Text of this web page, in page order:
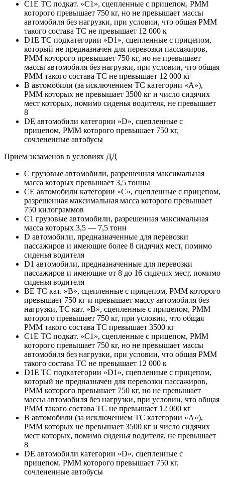
C1E ТС подкат. »С1», сцепленные с прицепом, РММ
которого превышает 750 кг, но не превышает массы
автомобиля без нагрузки, при условии, что общая РММ
такого состава ТС не превышает 12 000 к
D1E ТС подкатегории »D1», сцепленные с прицепом,
который не предназначен для перевозки пассажиров,
РММ которого превышает 750 кг, но не превышает
массы автомобиля без нагрузки, при условии, что общая
РММ такого состава ТС не превышает 12 000 кг
B автомобили (за исключением ТС категории «A»),
РММ которых не превышает 3500 кг и число сидячих
мест которых, помимо сиденья водителя, не превышает
8
DE автомобили категории »D», сцепленные с
прицепом, РММ которого превышает 750 кг,
сочлененные автобусы
Прием экзаменов в условиях ДД
C грузовые автомобили, разрешенная максимальная
масса которых превышает 3,5 тонны
CE автомобили категории »С», сцепленные с прицепом,
разрешенная максимальная масса которого превышает
750 килограммов
C1 грузовые автомобили, разрешенная максимальная
масса которых 3,5 — 7,5 тонн
D автомобили, предназначенные для перевозки
пассажиров и имеющие более 8 сидячих мест, помимо
сиденья водителя
D1 автомобили, предназначенные для перевозки
пассажиров и имеющие от 8 до 16 сидячих мест, помимо
сиденья водителя
BE ТС кат. »В», сцепленные с прицепом, РММ которого
превышает 750 кг и превышает массу автомобиля без
нагрузки, ТС кат. »В», сцепленные с прицепом, РММ
которого превышает 750 кг, при условии, что общая
РММ такого состава ТС превышает 3500 кг
C1E ТС подкат. »С1», сцепленные с прицепом, РММ
которого превышает 750 кг, но не превышает массы
автомобиля без нагрузки, при условии, что общая РММ
такого состава ТС не превышает 12 000 к
D1E ТС подкатегории »D1», сцепленные с прицепом,
который не предназначен для перевозки пассажиров,
РММ которого превышает 750 кг, но не превышает
массы автомобиля без нагрузки, при условии, что общая
РММ такого состава ТС не превышает 12 000 кг
B автомобили (за исключением ТС категории «A»),
РММ которых не превышает 3500 кг и число сидячих
мест которых, помимо сиденья водителя, не превышает
8
DE автомобили категории »D», сцепленные с
прицепом, РММ которого превышает 750 кг,
сочлененные автобусы